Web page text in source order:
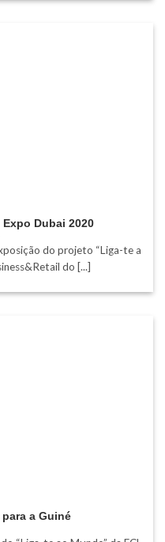
Dubai 2020
do projeto “Liga-te a
do [...]
a Guiné